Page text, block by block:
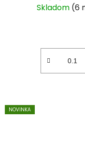
Skladom (6
NOVINKA